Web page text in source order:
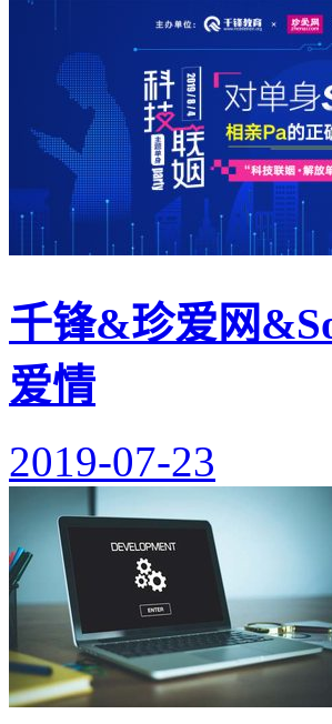
千锋&珍爱网
爱情
2019-07-23